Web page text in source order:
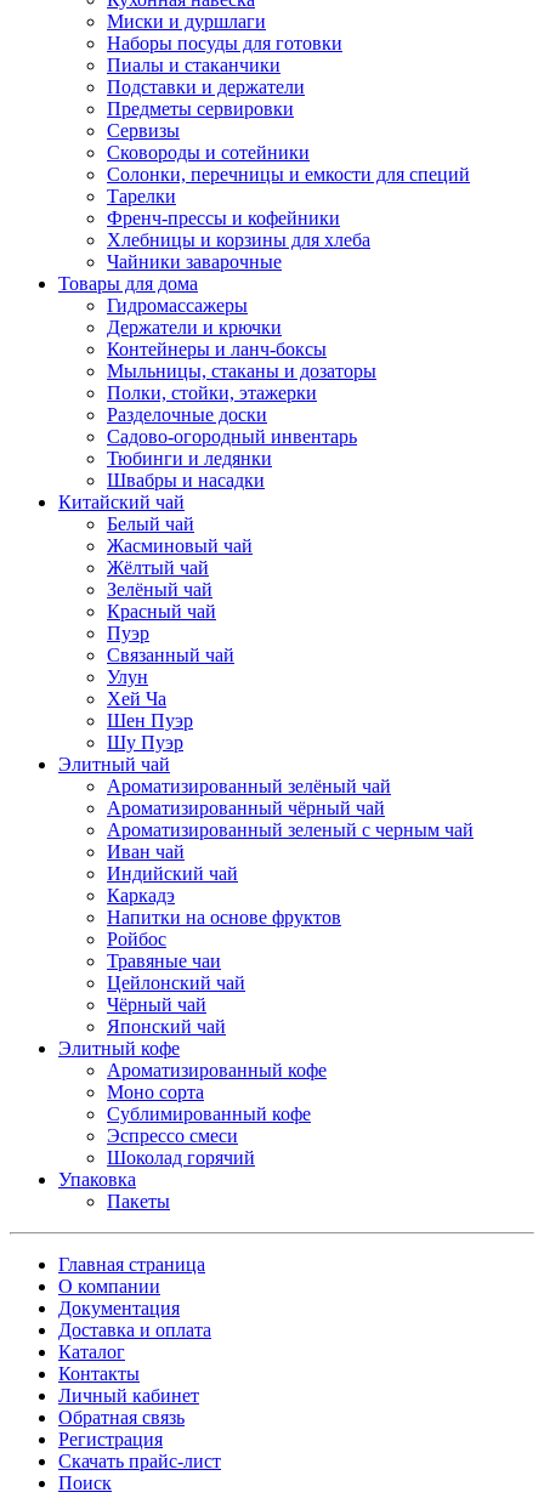
Миски и дуршлаги
Наборы посуды для готовки
Пиалы и стаканчики
Подставки и держатели
Предметы сервировки
Сервизы
Сковороды и сотейники
Солонки, перечницы и емкости для специй
Тарелки
Френч-прессы и кофейники
Хлебницы и корзины для хлеба
Чайники заварочные
Товары для дома
Гидромассажеры
Держатели и крючки
Контейнеры и ланч-боксы
Мыльницы, стаканы и дозаторы
Полки, стойки, этажерки
Разделочные доски
Садово-огородный инвентарь
Тюбинги и ледянки
Швабры и насадки
Китайский чай
Белый чай
Жасминовый чай
Жёлтый чай
Зелёный чай
Красный чай
Пуэр
Связанный чай
Улун
Хей Ча
Шен Пуэр
Шу Пуэр
Элитный чай
Ароматизированный зелёный чай
Ароматизированный чёрный чай
Ароматизированный зеленый с черным чай
Иван чай
Индийский чай
Каркадэ
Напитки на основе фруктов
Ройбос
Травяные чаи
Цейлонский чай
Чёрный чай
Японский чай
Элитный кофе
Ароматизированный кофе
Моно сорта
Сублимированный кофе
Эспрессо смеси
Шоколад горячий
Упаковка
Пакеты
Главная страница
О компании
Документация
Доставка и оплата
Каталог
Контакты
Личный кабинет
Обратная связь
Регистрация
Скачать прайс-лист
Поиск